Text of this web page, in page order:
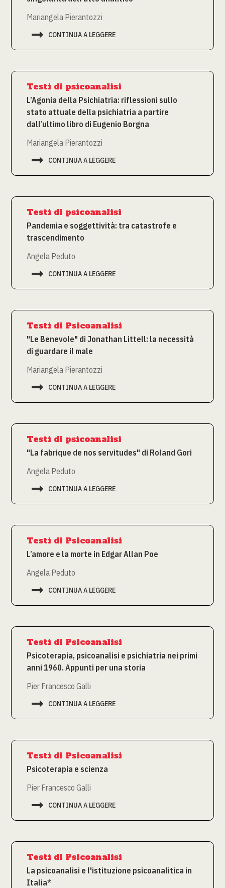
Mariangela Pierantozzi
 CONTINUA A LEGGERE
Testi di psicoanalisi
L’Agonia della Psichiatria: riflessioni sullo
stato attuale della psichiatria a partire
dall’ultimo libro di Eugenio Borgna
Mariangela Pierantozzi
 CONTINUA A LEGGERE
Testi di psicoanalisi
Pandemia e soggettività: tra catastrofe e
trascendimento
Angela Peduto
 CONTINUA A LEGGERE
Testi di Psicoanalisi
"Le Benevole" di Jonathan Littell: la necessità
di guardare il male
Mariangela Pierantozzi
 CONTINUA A LEGGERE
Testi di psicoanalisi
"La fabrique de nos servitudes" di Roland Gori
Angela Peduto
 CONTINUA A LEGGERE
Testi di Psicoanalisi
L’amore e la morte in Edgar Allan Poe
Angela Peduto
 CONTINUA A LEGGERE
Testi di Psicoanalisi
Psicoterapia, psicoanalisi e psichiatria nei primi
anni 1960. Appunti per una storia
Pier Francesco Galli
 CONTINUA A LEGGERE
Testi di Psicoanalisi
Psicoterapia e scienza
Pier Francesco Galli
 CONTINUA A LEGGERE
Testi di Psicoanalisi
La psicoanalisi e l'istituzione psicoanalitica in
Italia*